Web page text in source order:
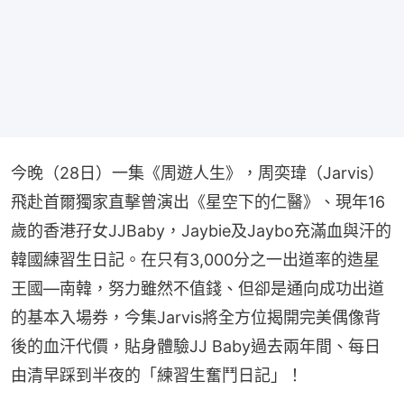
今晚（28日）一集《周遊人生》，周奕瑋（Jarvis）
飛赴首爾獨家直擊曾演出《星空下的仁醫》、現年16
歲的香港孖女JJBaby，Jaybie及Jaybo充滿血與汗的
韓國練習生日記。在只有3,000分之一出道率的造星
王國—南韓，努力雖然不值錢、但卻是通向成功出道
的基本入場券，今集Jarvis將全方位揭開完美偶像背
後的血汗代價，貼身體驗JJ Baby過去兩年間、每日
由清早踩到半夜的「練習生奮鬥日記」！